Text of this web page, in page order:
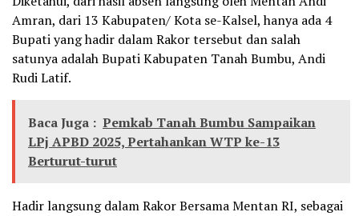
Amran, dari 13 Kabupaten/ Kota se-Kalsel, hanya ada 4
Bupati yang hadir dalam Rakor tersebut dan salah
satunya adalah Bupati Kabupaten Tanah Bumbu, Andi
Rudi Latif.
Baca Juga : Pemkab Tanah Bumbu Sampaikan
LPj APBD 2025, Pertahankan WTP ke-13
Berturut-turut
Hadir langsung dalam Rakor Bersama Mentan RI, sebagai